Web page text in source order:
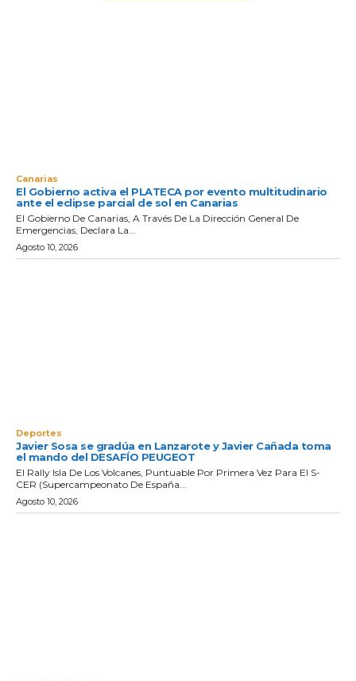
Canarias
El Gobierno activa el PLATECA por evento multitudinario
ante el eclipse parcial de sol en Canarias
El Gobierno De Canarias, A Través De La Dirección General De
Emergencias, Declara La...
Agosto 10, 2026
Deportes
Javier Sosa se gradúa en Lanzarote y Javier Cañada toma
el mando del DESAFÍO PEUGEOT
El Rally Isla De Los Volcanes, Puntuable Por Primera Vez Para El S-
CER (Supercampeonato De España...
Agosto 10, 2026